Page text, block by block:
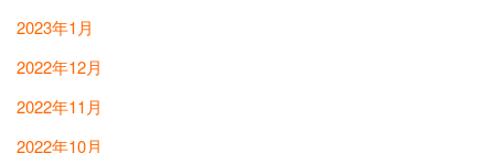
2023年1月
2022年12月
2022年11月
2022年10月